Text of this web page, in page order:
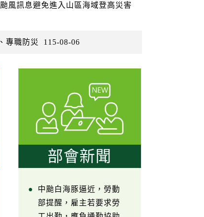
風訊息避免進入山區海域登高災害
專職防災 115-08-06
部會新聞
中颱白海豚逼近，勞動
部提醒，雇主若要求勞